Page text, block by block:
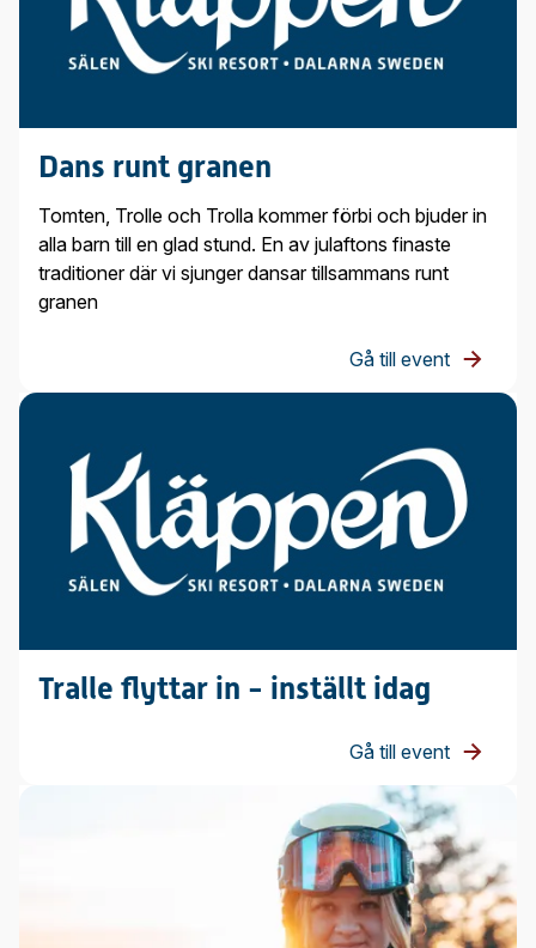
Dans runt granen
Tomten, Trolle och Trolla kommer förbi och bjuder in
alla barn till en glad stund. En av julaftons finaste
traditioner där vi sjunger dansar tillsammans runt
granen
Gå till event
Tralle flyttar in - inställt idag
Gå till event